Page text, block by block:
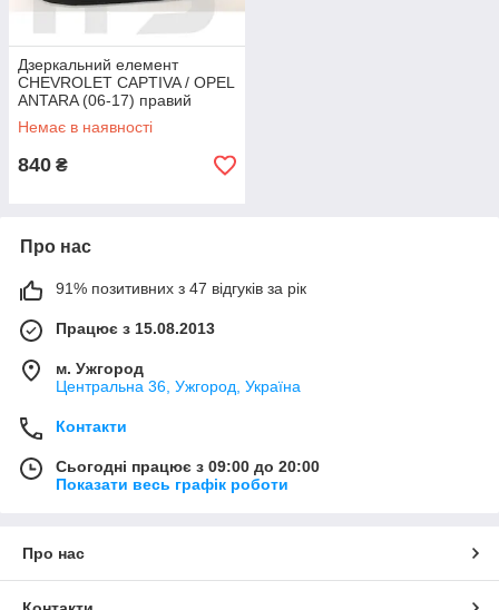
Дзеркальний елемент
CHEVROLET CAPTIVA / OPEL
ANTARA (06-17) правий
випуклий з обігрівом
Немає в наявності
840 ₴
Про нас
91% позитивних з 47 відгуків за рік
Працює з 15.08.2013
м. Ужгород
Центральна 36, Ужгород, Україна
Контакти
Сьогодні працює з 09:00 до 20:00
Показати весь графік роботи
Про нас